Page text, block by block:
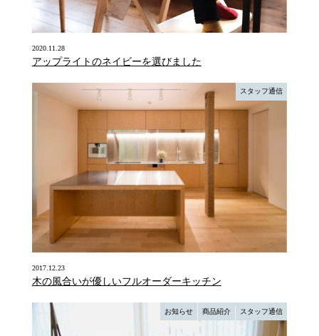
2020.11.28
アップライトのネイビーを選びました
スタッフ通信
2017.12.23
木の風合いが優しいフルオーダーキッチン
お知らせ 商品紹介 スタッフ通信